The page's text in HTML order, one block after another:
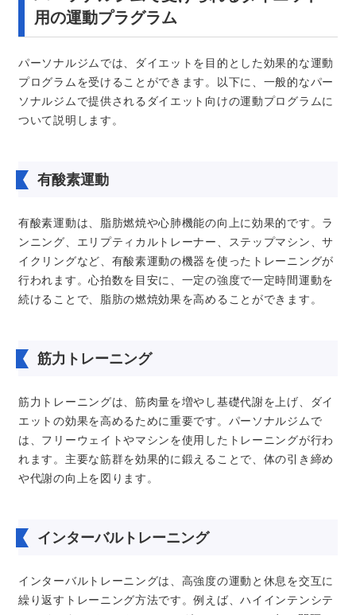
用の運動プラグラム
パーソナルジムでは、ダイエットを目的とした効果的な運動
プログラムを受けることができます。以下に、一般的なパー
ソナルジムで提供されるダイエット向けの運動プログラムに
ついて説明します。
有酸素運動
有酸素運動は、脂肪燃焼や心肺機能の向上に効果的です。ラ
ンニング、エリプティカルトレーナー、ステップマシン、サ
イクリングなど、有酸素運動の機器を使ったトレーニングが
行われます。心拍数を目安に、一定の強度で一定時間運動を
続けることで、脂肪の燃焼効果を高めることができます。
筋力トレーニング
筋力トレーニングは、筋肉量を増やし基礎代謝を上げ、ダイ
エットの効果を高めるために重要です。パーソナルジムで
は、フリーウェイトやマシンを使用したトレーニングが行わ
れます。主要な筋群を効果的に鍛えることで、体の引き締め
や代謝の向上を図ります。
インターバルトレーニング
インターバルトレーニングは、高強度の運動と休息を交互に
繰り返すトレーニング方法です。例えば、ハイインテンシテ